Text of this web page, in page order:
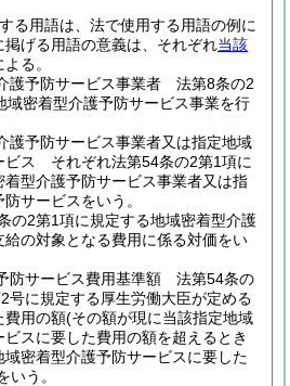
る用語は、法で使用する用語の例に
掲げる用語の意義は、それぞれ当該
る。
護予防サービス事業者 法第8条の2
域密着型介護予防サービス事業を行
護予防サービス事業者又は指定地域
ビス それぞれ法第54条の2第1項に
型介護予防サービス事業者又は指
サービスをいう。
2第1項に規定する地域密着型介護
の対象となる費用に係る対価をい
防サービス費用基準額 法第54条の
号に規定する厚生労働大臣が定める
費用の額(その額が現に当該指定地域
スに要した費用の額を超えるとき
密着型介護予防サービスに要した
いう。